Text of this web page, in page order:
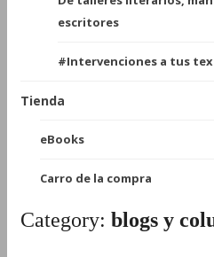
escritores
#Intervenciones a tus
Tienda
eBooks
Carro de la compra
Category: blogs y